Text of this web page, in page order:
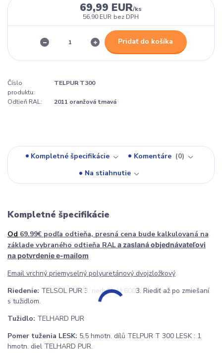
69,99 EUR/ks
56,90 EUR bez DPH
Pridať do košíka
Číslo
produktu:
TELPUR T300
Odtieň RAL: 2011 oranžová tmavá
Kompletné špecifikácie Komentáre
0
Na stiahnutie
Kompletné špecifikácie
Od 69.99€ podľa odtieňa, presná cena bude kalkulovaná na
základe vybraného odtieňa RALa zaslaná objednávateľovi
na potvrdenie e-mailom
Email vrchný priemyselný polyuretánový dvojzložkový
Riedenie: TELSOL PUR 3, riedidlo U 6003. Riediť až po zmiešaní
s tužidlom.
Tužidlo: TELHARD PUR
Pomer tuženia LESK: 5,5 hmotn. dílů TELPUR T 300 LESK : 1
hmotn. diel TELHARD PUR.